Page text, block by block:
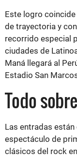
Este logro
de trayectoria y
recorrido especial
ciudades de
Maná llegará al
Estadio San
Todo
Las entradas
espectáculo de
clásicos del rock